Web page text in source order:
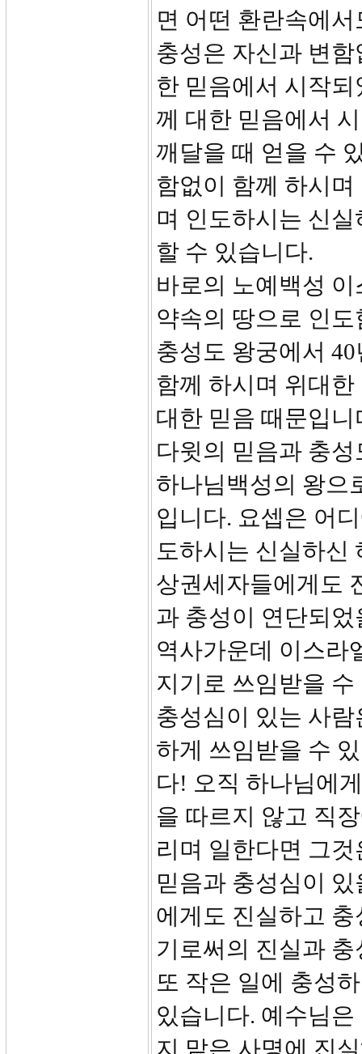
면 어떤 환란속에
충성은 자신과 변
한 믿음에서 시작
께 대한 믿음에서
깨달을 때 얻을 수
함없이 함께 하시
며 인도하시는 신
할 수 있습니다.
바로의 노예백성
약속의 땅으로 인
충성도 왕궁에서
함께 하시며 위대
대한 믿음 때문입
다윗의 믿음과 충
하나님백성의 왕으
입니다. 요셉은 어
도하시는 신실하신
상권세자들에게도
과 충성이 연단되
역사가운데 이스라
지기로 쓰임받을
충성심이 있는 사
하게 쓰임받을 수
다! 오직 하나님에
을 따르지 않고 직
리며 일한다면 그
믿음과 충성심이
에게도 진실하고
기로써의 진실과
또 작은 일에 충성
있습니다. 예수님
지 맡은 사명에 진